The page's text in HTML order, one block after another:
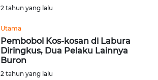
2 tahun yang lalu
Utama
Pembobol Kos-kosan di Labura
Diringkus, Dua Pelaku Lainnya
Buron
2 tahun yang lalu